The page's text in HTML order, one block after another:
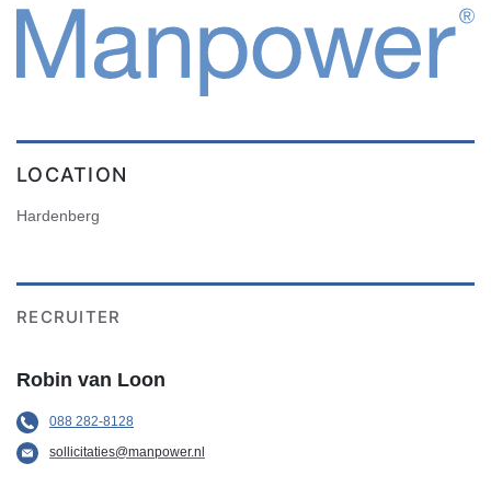
LOCATION
Hardenberg
RECRUITER
Robin van Loon
088 282-8128
sollicitaties@manpower.nl